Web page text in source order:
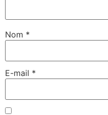
Nom *
E-mail *